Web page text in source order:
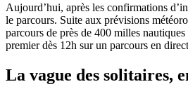
Aujourd’hui, après les confirmations
le parcours. Suite aux prévisions
parcours de près de 400 milles
premier dès 12h sur un parcours en
La vague des solitaires,